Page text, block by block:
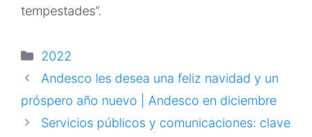
tempestades”.
2022
Andesco les desea una feliz navidad y un
próspero año nuevo | Andesco en diciembre
Servicios públicos y comunicaciones: clave